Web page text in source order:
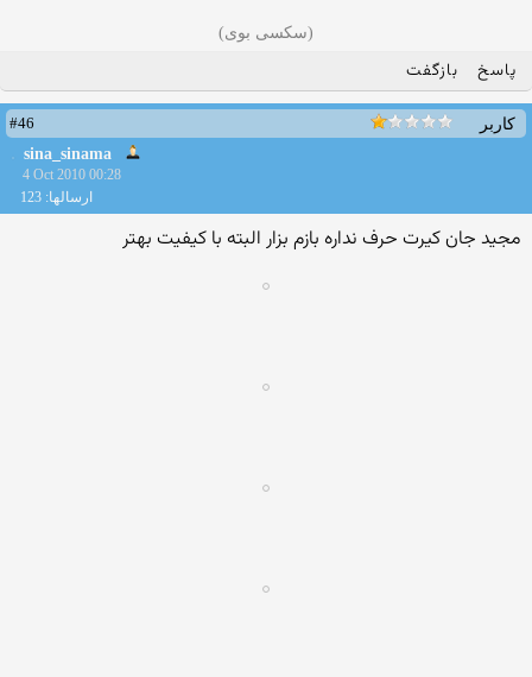
(سکسی بوی)
پاسخ بازگفت
کاربر
#46
sina_sinama
4 Oct 2010 00:28
ارسالها: 123
مجید جان كیرت حرف نداره بازم بزار البته با كیفیت بهتر